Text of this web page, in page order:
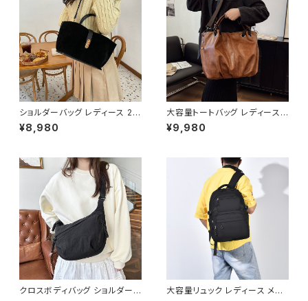
ショルダーバッグ レディース 2W
AYバッグ ハンドバッグ スエード
風バッグ 大人カジュアルバッグ
ッド K-B0308
¥8,980
大容量トートバッグ レディース 2
WAY ショルダーバッグ PUレザ
ー A4対応 通勤バッグ 通学バッ
ウン ブラウン ワンサイズ K-B0
¥9,980
クロスボディバッグ ショルダーバ
大容量リュック レディース メン